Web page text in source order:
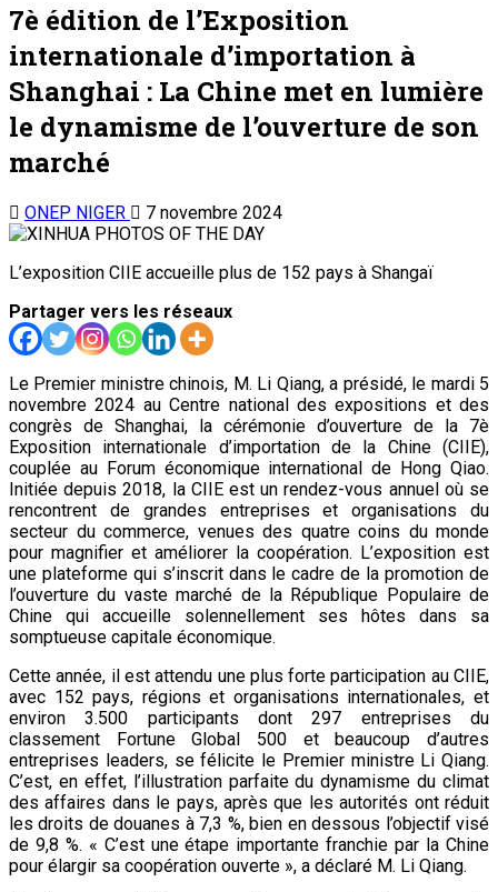
7è édition de l’Exposition
internationale d’importation à
Shanghai : La Chine met en lumière
le dynamisme de l’ouverture de son
marché
ONEP NIGER 7 novembre 2024
L’exposition CIIE accueille plus de 152 pays à Shangaï
Partager vers les réseaux
Le Premier ministre chinois, M. Li Qiang, a présidé, le mardi 5
novembre 2024 au Centre national des expositions et des
congrès de Shanghai, la cérémonie d’ouverture de la 7è
Exposition internationale d’importation de la Chine (CIIE),
couplée au Forum économique international de Hong Qiao.
Initiée depuis 2018, la CIIE est un rendez-vous annuel où se
rencontrent de grandes entreprises et organisations du
secteur du commerce, venues des quatre coins du monde
pour magnifier et améliorer la coopération. L’exposition est
une plateforme qui s’inscrit dans le cadre de la promotion de
l’ouverture du vaste marché de la République Populaire de
Chine qui accueille solennellement ses hôtes dans sa
somptueuse capitale économique.
Cette année, il est attendu une plus forte participation au CIIE,
avec 152 pays, régions et organisations internationales, et
environ 3.500 participants dont 297 entreprises du
classement Fortune Global 500 et beaucoup d’autres
entreprises leaders, se félicite le Premier ministre Li Qiang.
C’est, en effet, l’illustration parfaite du dynamisme du climat
des affaires dans le pays, après que les autorités ont réduit
les droits de douanes à 7,3 %, bien en dessous l’objectif visé
de 9,8 %. « C’est une étape importante franchie par la Chine
pour élargir sa coopération ouverte », a déclaré M. Li Qiang.